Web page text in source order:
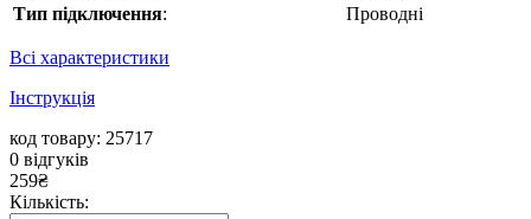
Тип підключення: Проводні
Всі характеристики
Інструкція
код товару: 25717
0 відгуків
259₴
Кількість: